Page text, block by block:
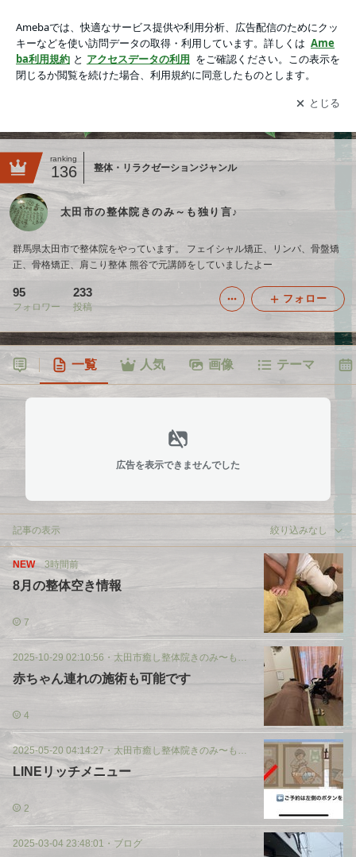
アプリをダウンロードして ブログの更新通知
を受け取りまし
ょう。
開く
ranking
136 整体・リラクゼーションジャンル
太田市の整体院きのみ～も独り言♪
群馬県太田市で整体院をやっています。 フェイシャル矯正、リンパ、骨盤矯
正、骨格矯正、肩こり整体 熊谷で元講師をしていましたよー
95
フォロワー
233
投稿
フォロー
一覧 人気 画像 テーマ
広告を表示できませんでした
記事の表示 絞り込みなし
NEW 3時間前
8月の整体空き情報
7
2025-10-29 02:10:56 ・ 太田市癒し整体院きのみ〜もつぶやき
赤ちゃん連れの施術も可能です
4
2025-05-20 04:14:27 ・ 太田市癒し整体院きのみ〜もつぶやき
LINEリッチメニュー
2
2025-03-04 23:48:01 ・ ブログ